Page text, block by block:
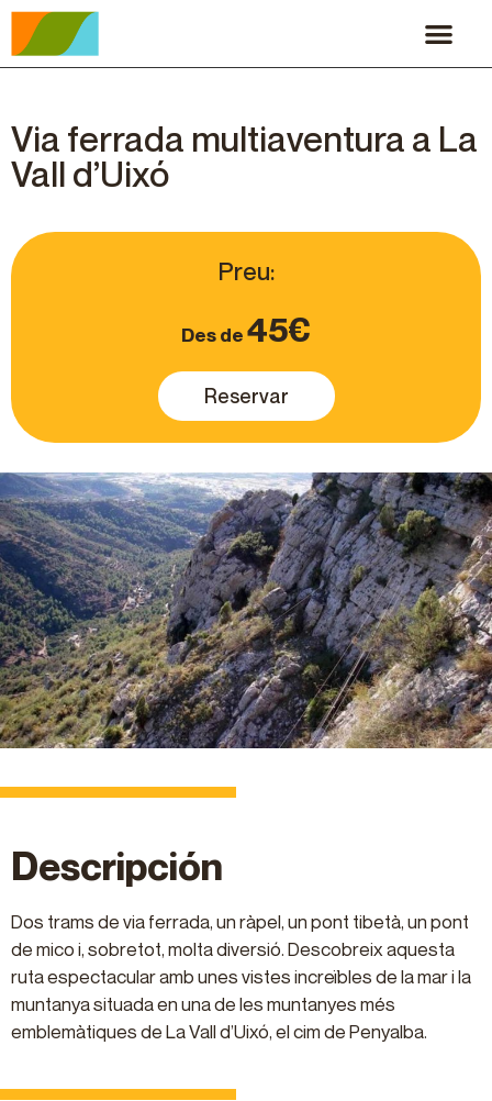
Descripción
Dos trams de via ferrada, un ràpel, un pont tibetà, un pont
de mico i, sobretot, molta diversió. Descobreix aquesta
ruta espectacular amb unes vistes increïbles de la mar i la
muntanya situada en una de les muntanyes més
emblemàtiques de La Vall d’Uixó, el cim de Penyalba.
Via ferrada multiaventura a La
Vall d’Uixó
Preu:
Des de 45€
Reservar